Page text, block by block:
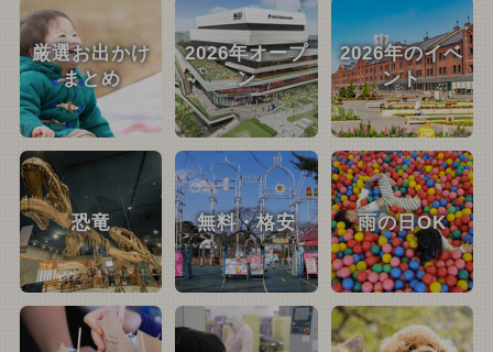
厳選お出かけ
まとめ
2026年オープ
ン
2026年のイベ
ント
恐竜 無料・格安 雨の日OK